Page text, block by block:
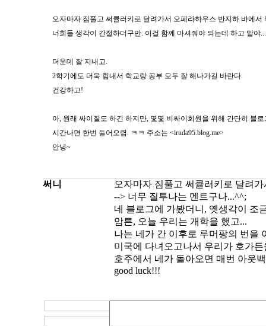
오자마자 짐풀고 써큘러키로 달려가서 오페라하우스 반지하 바에서
너희들 생각이 간절하더구만. 이걸 함께 마셔줘야 되는데 하고 말야...
더운데 잘 지내고.
2학기에도 더욱 힘내서 학교랑 공부 모두 잘 해나가길 바란다.
건강하고!
아, 원래 싸이질도 하긴 하지만, 몇몇 비싸이회원을 위해 간단히 블
시간나면 한번 들어오렴. ㅋㅋ 주소는 <iruda95.blog.me>
안녕~
써니
오자마자 짐풀고 써큘러키로 달려
--> 너무 질투나는 멘트구나...^^;
네 블로그에 가봤더니, 옛생각이 조
암튼, 오늘 우리는 개학을 했고...
나는 네가 간 이후로 루머팡의 번을
미국에 다녀오고나서 우리가 호가든
호주에서 네가 돌아오면 매번 아웃
good luck!!!